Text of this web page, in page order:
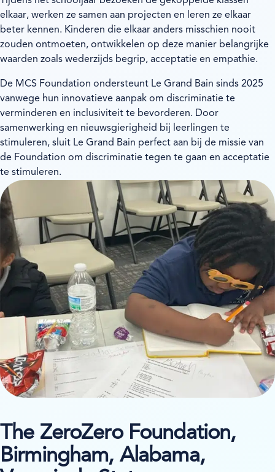
elkaar, werken ze samen aan projecten en leren ze elkaar
beter kennen. Kinderen die elkaar anders misschien nooit
zouden ontmoeten, ontwikkelen op deze manier belangrijke
waarden zoals wederzijds begrip, acceptatie en empathie.
De MCS Foundation ondersteunt Le Grand Bain sinds 2025
vanwege hun innovatieve aanpak om discriminatie te
verminderen en inclusiviteit te bevorderen. Door
samenwerking en nieuwsgierigheid bij leerlingen te
stimuleren, sluit Le Grand Bain perfect aan bij de missie van
de Foundation om discriminatie tegen te gaan en acceptatie
te stimuleren.
The ZeroZero Foundation,
Birmingham, Alabama,